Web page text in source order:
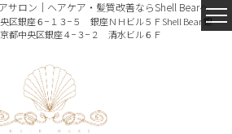
サロン｜ヘアケア・髪質改善ならShell Bearへ
区銀座６−１３−５ 銀座ＮＨビル５ＦShell Bear 銀
都中央区銀座４−３−２ 清水ビル６Ｆ